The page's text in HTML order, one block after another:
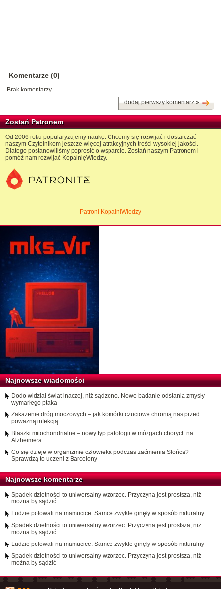
Komentarze (0)
Brak komentarzy
dodaj pierwszy komentarz »
Zostań Patronem
Od 2006 roku popularyzujemy naukę. Chcemy się rozwijać i dostarczać
naszym Czytelnikom jeszcze więcej atrakcyjnych treści wysokiej jakości.
Dlatego postanowiliśmy poprosić o wsparcie. Zostań naszym Patronem i
pomóż nam rozwijać KopalnięWiedzy.
Patroni KopalniWiedzy
Najnowsze wiadomości
Dodo widział świat inaczej, niż sądzono. Nowe badanie odsłania zmysły
wymarłego ptaka
Zakażenie dróg moczowych – jak komórki czuciowe chronią nas przed
poważną infekcją
Blaszki mitochondrialne – nowy typ patologii w mózgach chorych na
Alzheimera
Co się dzieje w organizmie człowieka podczas zaćmienia Słońca?
Sprawdzą to uczeni z Barcelony
Najnowsze komentarze
Spadek dzietności to uniwersalny wzorzec. Przyczyna jest prostsza, niż
można by sądzić
Ludzie polowali na mamucice. Samce zwykle ginęły w sposób naturalny
Spadek dzietności to uniwersalny wzorzec. Przyczyna jest prostsza, niż
można by sądzić
Ludzie polowali na mamucice. Samce zwykle ginęły w sposób naturalny
Spadek dzietności to uniwersalny wzorzec. Przyczyna jest prostsza, niż
można by sądzić